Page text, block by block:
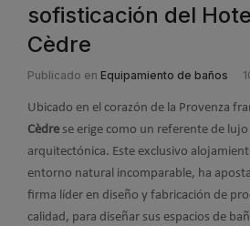
sofisticación del
Cèdre
Publicado en Equipamiento de baños
Ubicado en el corazón de la Provenza
Cèdrese erige como un referente de
arquitectónica. Este exclusivo
entorno natural incomparable, ha
firma líder en diseño y fabricación de
calidad, para diseñar sus espacios de